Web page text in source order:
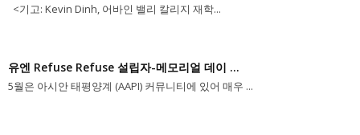
<기고: Kevin Dinh, 어바인 밸리 칼리지 재학...
유엔 Refuse Refuse 설립자-메모리얼 데이 ...
5월은 아시안 태평양계 (AAPI) 커뮤니티에 있어 매우 ...